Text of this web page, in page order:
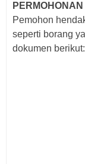
PERMOHONAN
Pemohon
seperti borang
dokumen